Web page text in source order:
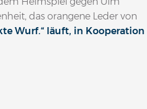
das orangene Leder von
Wurf.“ läuft, in Kooperation